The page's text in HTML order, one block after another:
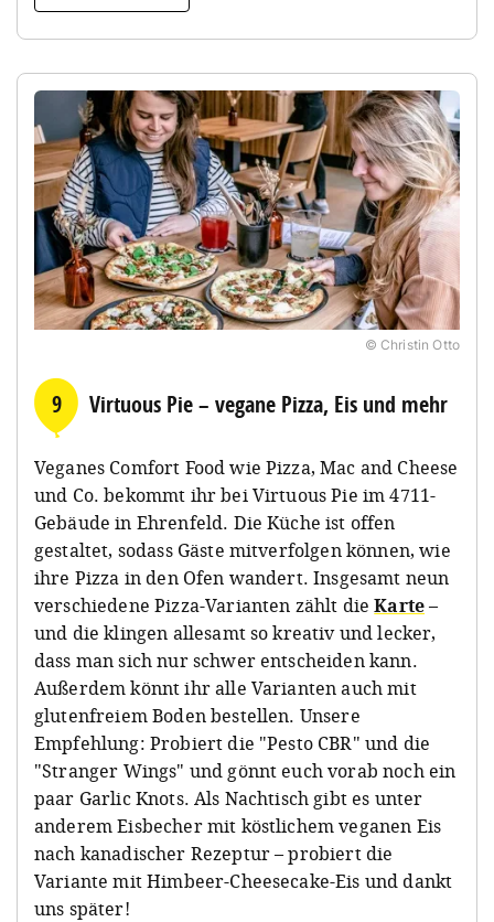
© Christin Otto
9 Virtuous Pie – vegane Pizza, Eis und mehr
Veganes Comfort Food wie Pizza, Mac and Cheese
und Co. bekommt ihr bei Virtuous Pie im 4711-
Gebäude in Ehrenfeld. Die Küche ist offen
gestaltet, sodass Gäste mitverfolgen können, wie
ihre Pizza in den Ofen wandert. Insgesamt neun
verschiedene Pizza-Varianten zählt dieKarte–
und die klingen allesamt so kreativ und lecker,
dass man sich nur schwer entscheiden kann.
Außerdem könnt ihr alle Varianten auch mit
glutenfreiem Boden bestellen. Unsere
Empfehlung: Probiert die "Pesto CBR" und die
"Stranger Wings" und gönnt euch vorab noch ein
paar Garlic Knots. Als Nachtisch gibt es unter
anderem Eisbecher mit köstlichem veganen Eis
nach kanadischer Rezeptur – probiert die
Variante mit Himbeer-Cheesecake-Eis und dankt
uns später!